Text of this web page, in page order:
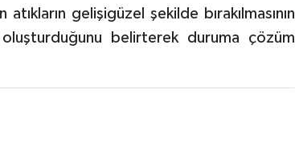
gelişigüzel şekilde bırakılmasının
belirterek duruma çözüm